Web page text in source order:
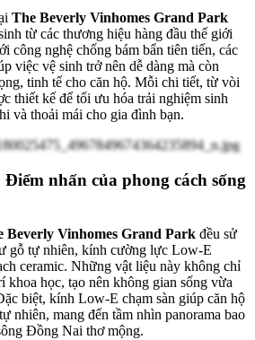
The Beverly Vinhomes Grand Park
từ các thương hiệu hàng đầu thế giới
công nghệ chống bám bẩn tiên tiến, các
việc vệ sinh trở nên dễ dàng mà còn
tinh tế cho căn hộ. Mỗi chi tiết, từ vòi
thiết kế để tối ưu hóa trải nghiệm sinh
và thoải mái cho gia đình bạn.
nhấn của phong cách sống
Beverly Vinhomes Grand Park đều sử
gỗ tự nhiên, kính cường lực Low-E
ceramic. Những vật liệu này không chỉ
khoa học, tạo nên không gian sống vừa
biệt, kính Low-E chạm sàn giúp căn hộ
nhiên, mang đến tầm nhìn panorama bao
Đồng Nai thơ mộng.